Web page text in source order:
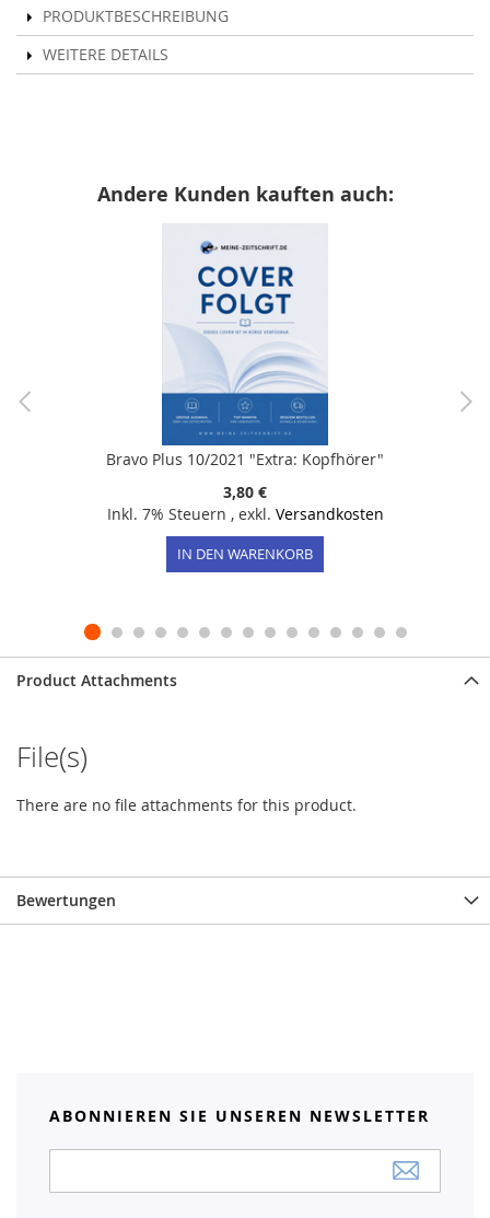
PRODUKTBESCHREIBUNG
WEITERE DETAILS
Andere Kunden kauften auch:
Bravo Plus 10/2021 "Extra: Kopfhörer"
3,80 €
Inkl. 7% Steuern , exkl. Versandkosten
IN DEN WARENKORB
Product Attachments
File(s)
There are no file attachments for this product.
Bewertungen
ABONNIEREN SIE UNSEREN NEWSLETTER
Newsletter: